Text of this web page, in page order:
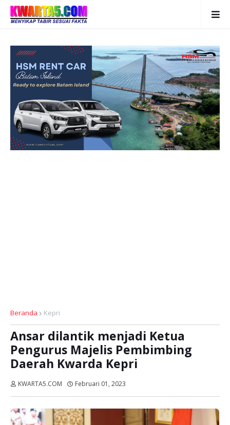
Beranda Kepri
Ansar dilantik menjadi Ketua
Pengurus Majelis Pembimbing
Daerah Kwarda Kepri
KWARTA5.COM Februari 01, 2023